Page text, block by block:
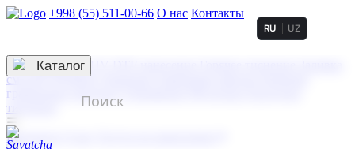
+998 (55) 511-00-66 О нас Контакты
3D гравировка
смолой (Doming)
гравировка твердая
тиснение
RU UZ
☰
Контакты
Каталог